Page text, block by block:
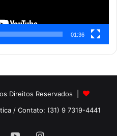
01:36
Direitos Reservados |
/ Contato: (31) 9 7319-4441